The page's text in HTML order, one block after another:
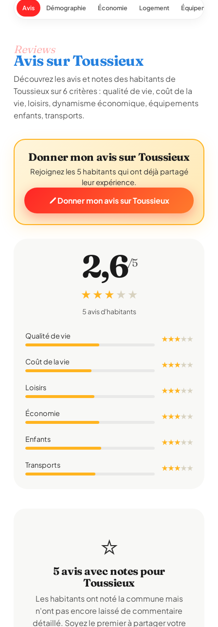
Avis Démographie Économie Logement
Reviews
Avis sur Toussieux
Découvrez les avis et notes des habitants de
Toussieux sur 6 critères : qualité de vie, coût de la
vie, loisirs, dynamisme économique, équipements
enfants, transports.
Donner mon avis sur Toussieux
Rejoignez les 5 habitants qui ont déjà partagé
leur expérience.
Donner mon avis sur Toussieux
2,6/5
★ ★ ★ ★ ★
5 avis d'habitants
Qualité de vie ★ ★ ★★★
Coût de la vie ★ ★ ★★★
Loisirs ★ ★ ★★★
Économie ★ ★ ★★★
Enfants ★ ★ ★★★
Transports ★ ★ ★★★
⭐
5 avis avec notes pour
Toussieux
Les habitants ont noté la commune mais
n'ont pas encore laissé de commentaire
détaillé. Soyez le premier à partager votre